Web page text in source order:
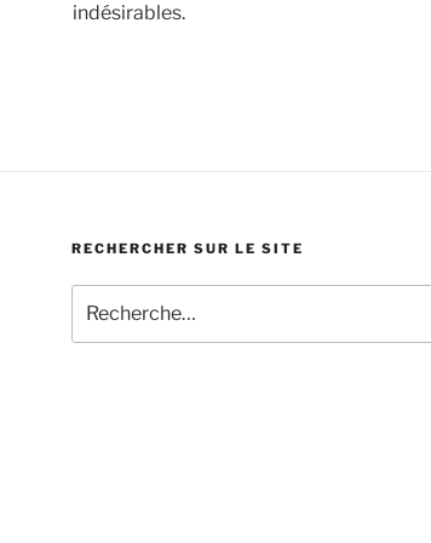
indésirables.
RECHERCHER SUR LE SITE
pour
: